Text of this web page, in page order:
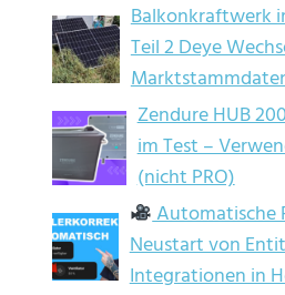
Balkonkraftwerk
Teil 2 Deye
Zendure HUB
im Test –
(nicht PRO)
Automatische
Neustart von
Integrationen in